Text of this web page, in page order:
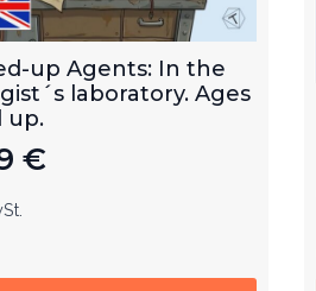
up Agents: In the
laboratory. Ages
up.
€